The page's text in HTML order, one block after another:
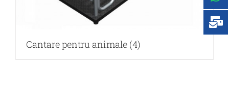
Cantare pentru animale (4)